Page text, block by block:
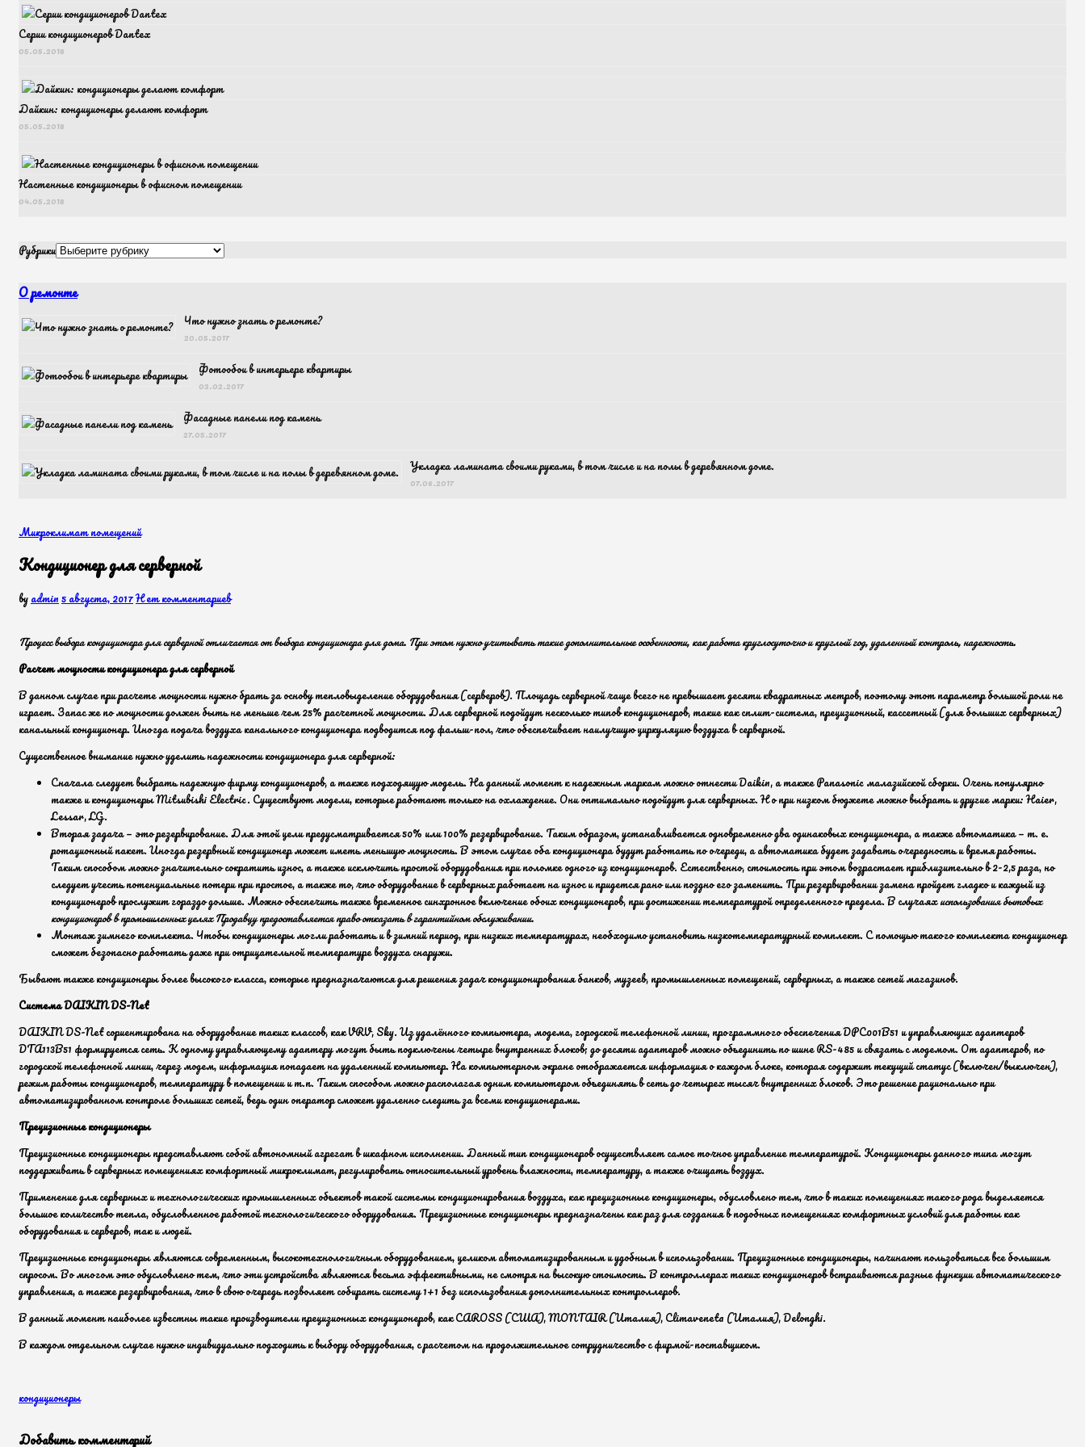
Серии кондиционеров Dantex
05.05.2018
Дайкин: кондиционеры делают комфорт
05.05.2018
Настенные кондиционеры в офисном помещении
04.05.2018
Рубрики
О ремонте
Что нужно знать о ремонте?
20.05.2017
Фотообои в интерьере квартиры
03.02.2017
Фасадные панели под камень
27.05.2017
Укладка ламината своими руками, в том числе и на полы в деревянном доме.
07.06.2017
Микроклимат помещений
Кондиционер для серверной
byadmin5 августа, 2017Нет комментариев
Процесс выбора кондиционера для серверной отличается от выбора кондиционера для дома. При этом нужно учитывать такие дополнительные особенности, как работа круглосуточно и круглый год, удаленный контроль, надежность.
Расчет мощности кондиционера для серверной
В данном случае при расчете мощности нужно брать за основу тепловыделение оборудования (серверов). Площадь серверной чаще всего не превышает десяти квадратных метров, поэтому этот параметр большой роли не
играет. Запас же по мощности должен быть не меньше чем 25% расчетной мощности. Для серверной подойдут несколько типов кондиционеров, такие как сплит-система, прецизионный, кассетный (для больших серверных)
канальный кондиционер. Иногда подача воздуха канального кондиционера подводится под фальш-пол, что обеспечивает наилучшую циркуляцию воздуха в серверной.
Существенное внимание нужно уделить надежности кондиционера для серверной:
Сначала следует выбрать надежную фирму кондиционеров, а также подходящую модель. На данный момент к надежным маркам можно отнести Daikin, а также Panasonic малазийской сборки. Очень популярно
также и кондиционеры Mitsubishi Electric. Существуют модели, которые работают только на охлаждение. Они оптимально подойдут для серверных. Но при низком бюджете можно выбрать и другие марки: Haier,
Lessar, LG.
Вторая задача — это резервирование. Для этой цели предусматривается 50% или 100% резервирование. Таким образом, устанавливается одновременно два одинаковых кондиционера, а также автоматика — т. е.
ротационный пакет. Иногда резервный кондиционер может иметь меньшую мощность. В этом случае оба кондиционера будут работать по очереди, а автоматика будет задавать очередность и время работы.
Таким способом можно значительно сократить износ, а также исключить простой оборудования при поломке одного из кондиционеров. Естественно, стоимость при этом возрастает приблизительно в 2-2,5 раза, но
следует учесть потенциальные потери при простое, а также то, что оборудование в серверных работает на износ и придется рано или поздно его заменить. При резервировании замена пройдет гладко и каждый из
кондиционеров прослужит гораздо дольше. Можно обеспечить также временное синхронное включение обоих кондиционеров, при достижении температурой определенного предела. В случаяхиспользования бытовых
кондиционеров в промышленных целях Продавцу предоставляется право отказать в гарантийном обслуживании.
Монтаж зимнего комплекта. Чтобы кондиционеры могли работать и в зимний период, при низких температурах, необходимо установить низкотемпературный комплект. С помощью такого комплекта кондиционер
сможет безопасно работать даже при отрицательной температуре воздуха снаружи.
Бывают также кондиционеры более высокого класса, которые предназначаются для решения задач кондиционирования банков, музеев, промышленных помещений, серверных, а также сетей магазинов.
Система DAIKIN DS-Net
DAIKIN DS-Net сориентирована на оборудование таких классов, как VRV, Sky. Из удалённого компьютера, модема, городской телефонной линии, программного обеспечения DPC001B51 и управляющих адаптеров
DTA113B51 формируется сеть. К одному управляющему адаптеру могут быть подключены четыре внутренних блоков; до десяти адаптеров можно объединить по шине RS-485 и связать с модемом. От адаптеров, по
городской телефонной линии, через модем, информация попадает на удаленный компьютер. На компьютерном экране отображается информация о каждом блоке, которая содержит текущий статус (включен/выключен),
режим работы кондиционеров, температуру в помещении и т.п. Таким способом можно располагая одним компьютером объединять в сеть до четырех тысяч внутренних блоков. Это решение рационально при
автоматизированном контроле больших сетей, ведь один оператор сможет удаленно следить за всеми кондиционерами.
Прецизионныекондиционеры
Прецизионные кондиционеры представляют собой автономный агрегат в шкафном исполнении. Данный тип кондиционеров осуществляет самое точное управление температурой. Кондиционеры данного типа могут
поддерживать в серверных помещениях комфортный микроклимат, регулировать относительный уровень влажности, температуру, а также очищать воздух.
Применение для серверных и технологических промышленных объектов такой системы кондиционирования воздуха, как прецизионные кондиционеры, обусловлено тем, что в таких помещениях такого рода выделяется
большое количество тепла, обусловленное работой технологического оборудования. Прецизионные кондиционеры предназначены как раз для создания в подобных помещениях комфортных условий для работы как
оборудования и серверов, так и людей.
Прецизионные кондиционеры являются современным, высокотехнологичным оборудованием, целиком автоматизированным и удобным в использовании. Прецизионные кондиционеры, начинают пользоваться все большим
спросом. Во многом это обусловлено тем, что эти устройства являются весьма эффективными, не смотря на высокую стоимость. В контроллерах таких кондиционеров встраиваются разные функции автоматического
управления, а также резервирования, что в свою очередь позволяет собирать систему 1+1 без использования дополнительных контроллеров.
В данный момент наиболее известны такие производители прецизионных кондиционеров, как CAROSS (США), MONTAIR (Италия), Climaveneta (Италия), Delonghi.
В каждом отдельном случае нужно индивидуально подходить к выбору оборудования, с расчетом на продолжительное сотрудничество с фирмой-поставщиком.
кондиционеры
Добавить комментарий